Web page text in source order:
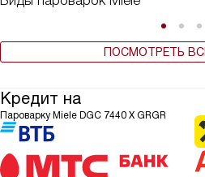
ПОСМОТРЕТЬ
Кредит на
Пароварку Miele DGC 7440 X GRGR